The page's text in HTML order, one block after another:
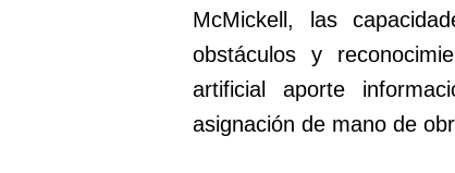
McMickell, las
obstáculos y
artificial aporte
asignación de mano de